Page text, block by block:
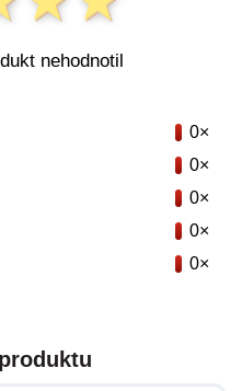
nehodnotil
0×
0×
0×
0×
0×